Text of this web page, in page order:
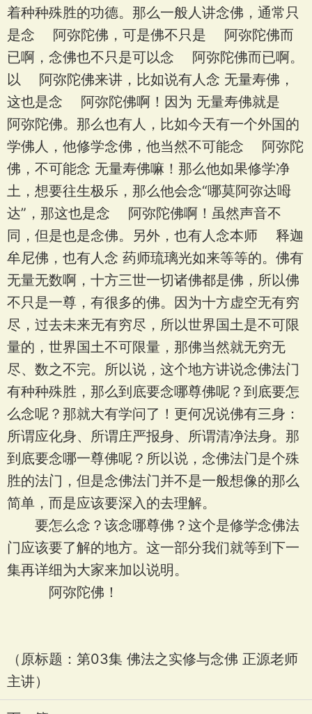
着种种殊胜的功德。那么一般人讲念佛，通常只
是念 阿弥陀佛，可是佛不只是 阿弥陀佛而
已啊，念佛也不只是可以念 阿弥陀佛而已啊。
以 阿弥陀佛来讲，比如说有人念 无量寿佛，
这也是念 阿弥陀佛啊！因为 无量寿佛就是
阿弥陀佛。那么也有人，比如今天有一个外国的
学佛人，他修学念佛，他当然不可能念 阿弥陀
佛，不可能念 无量寿佛嘛！那么他如果修学净
土，想要往生极乐，那么他会念“哪莫阿弥达呣
达”，那这也是念 阿弥陀佛啊！虽然声音不
同，但是也是念佛。另外，也有人念本师 释迦
牟尼佛，也有人念 药师琉璃光如来等等的。佛有
无量无数啊，十方三世一切诸佛都是佛，所以佛
不只是一尊，有很多的佛。因为十方虚空无有穷
尽，过去未来无有穷尽，所以世界国土是不可限
量的，世界国土不可限量，那佛当然就无穷无
尽、数之不完。所以说，这个地方讲说念佛法门
有种种殊胜，那么到底要念哪尊佛呢？到底要怎
么念呢？那就大有学问了！更何况说佛有三身：
所谓应化身、所谓庄严报身、所谓清净法身。那
到底要念哪一尊佛呢？所以说，念佛法门是个殊
胜的法门，但是念佛法门并不是一般想像的那么
简单，而是应该要深入的去理解。
要怎么念？该念哪尊佛？这个是修学念佛法
门应该要了解的地方。这一部分我们就等到下一
集再详细为大家来加以说明。
阿弥陀佛！
（原标题：第03集 佛法之实修与念佛 正源老师
主讲）